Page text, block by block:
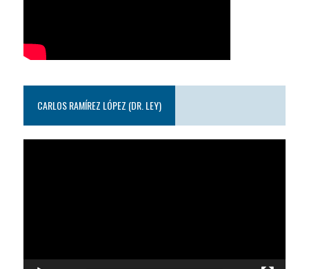
CARLOS RAMÍREZ LÓPEZ (DR. LEY)